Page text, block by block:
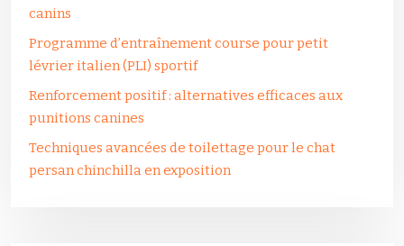
canins
Programme d’entraînement course pour petit
lévrier italien (PLI) sportif
Renforcement positif : alternatives efficaces aux
punitions canines
Techniques avancées de toilettage pour le chat
persan chinchilla en exposition